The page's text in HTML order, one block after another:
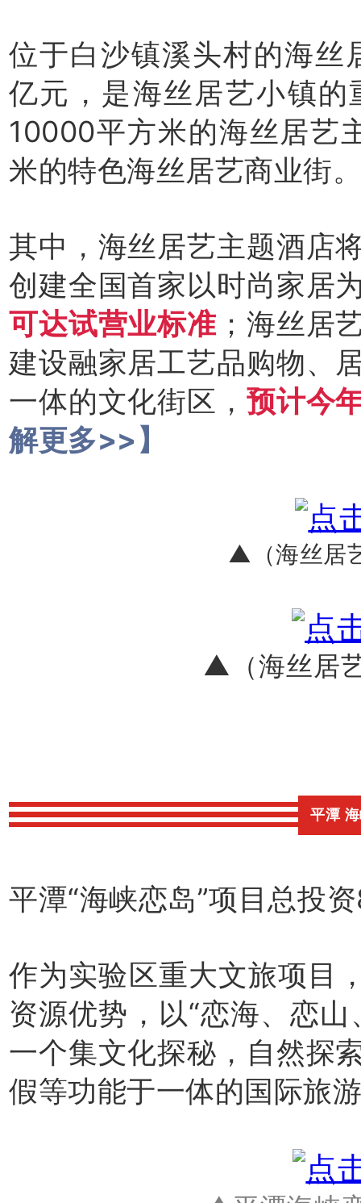
位于白沙镇溪头村的海
亿元，是海丝居艺小镇的
10000平方米的海丝居艺
米的特色海丝居艺商业街
其中，海丝居艺主题酒店
创建全国首家以时尚家居
可达试营业标准 ；海丝居
建设融家居工艺品购物、
一体的文化街区， 预计今
解更多>>】
▲（海丝居
▲（海丝居
平潭
平潭“海峡恋岛”项目总投
作为实验区重大文旅项目
资源优势，以“恋海、恋
一个集文化探秘，自然探
假等功能于一体的国际旅